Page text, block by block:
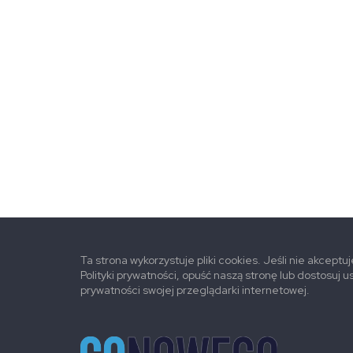
Ta strona wykorzystuje pliki cookies. Jeśli nie
Polityki prywatności, opuść naszą stronę lub dostosuj
prywatności swojej przeglądarki internetowej.